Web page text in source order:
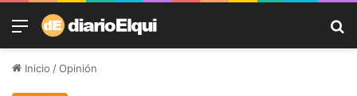
Menú
Inicio /Opinión